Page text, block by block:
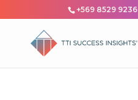
+569 8529 9236